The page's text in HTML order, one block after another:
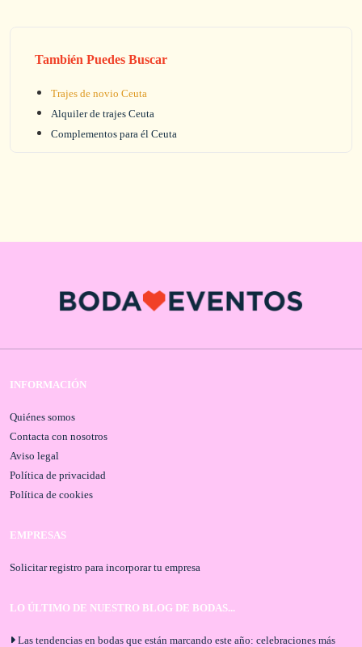
También Puedes Buscar
Trajes de novio Ceuta
Alquiler de trajes Ceuta
Complementos para él Ceuta
INFORMACIÓN
Quiénes somos
Contacta con nosotros
Aviso legal
Política de privacidad
Política de cookies
EMPRESAS
Solicitar registro para incorporar tu empresa
LO ÚLTIMO DE NUESTRO BLOG DE BODAS...
Las tendencias en bodas que están marcando este año: celebraciones más